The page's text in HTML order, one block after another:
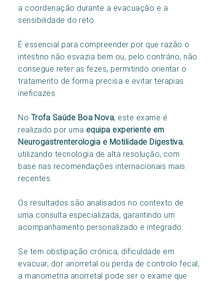
a coordenação durante a evacuação e a
sensibilidade do reto.
É essencial para compreender por que razão o
intestino não esvazia bem ou, pelo contrário, não
consegue reter as fezes, permitindo orientar o
tratamento de forma precisa e evitar terapias
ineficazes.
No Trofa Saúde Boa Nova, este exame é
realizado por uma equipa experiente em
Neurogastrenterologia e Motilidade Digestiva,
utilizando tecnologia de alta resolução, com
base nas recomendações internacionais mais
recentes.
Os resultados são analisados no contexto de
uma consulta especializada, garantindo um
acompanhamento personalizado e integrado.
Se tem obstipação crónica, dificuldade em
evacuar, dor anorretal ou perda de controlo fecal,
a manometria anorretal pode ser o exame que